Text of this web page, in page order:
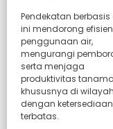
Pendekatan
ini mendorong
penggunaan air,
mengurangi
serta menjaga
produktivitas
khususnya di wilayah
dengan
terbatas.